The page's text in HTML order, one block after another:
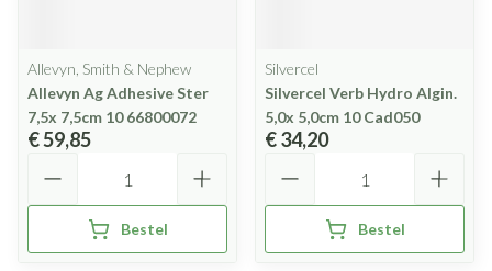
Allevyn, Smith & Nephew
Allevyn Ag Adhesive Ster
7,5x 7,5cm 10 66800072
€ 59,85
Bestel
Silvercel
Silvercel Verb Hydro Algin.
5,0x 5,0cm 10 Cad050
€ 34,20
Bestel